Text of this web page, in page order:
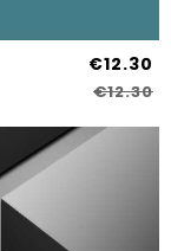
€12.30
€12.30